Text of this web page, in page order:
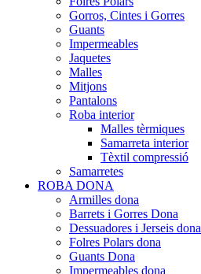
Gorros, Cintes i Gorres
Guants
Impermeables
Jaquetes
Malles
Mitjons
Pantalons
Roba interior
Malles tèrmiques
Samarreta interior
Tèxtil compressió
Samarretes
ROBA DONA
Armilles dona
Barrets i Gorres Dona
Dessuadores i Jerseis dona
Folres Polars dona
Guants Dona
Impermeables dona